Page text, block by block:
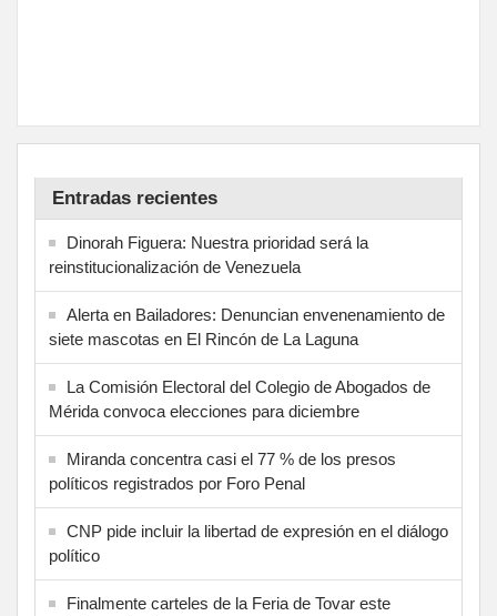
Entradas recientes
Dinorah Figuera: Nuestra prioridad será la
reinstitucionalización de Venezuela
Alerta en Bailadores: Denuncian envenenamiento de
siete mascotas en El Rincón de La Laguna
La Comisión Electoral del Colegio de Abogados de
Mérida convoca elecciones para diciembre
Miranda concentra casi el 77 % de los presos
políticos registrados por Foro Penal
CNP pide incluir la libertad de expresión en el diálogo
político
Finalmente carteles de la Feria de Tovar este